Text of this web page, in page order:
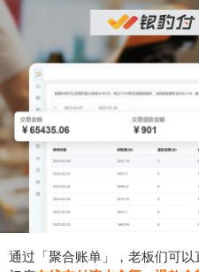
通过「聚合账单」，老板们可